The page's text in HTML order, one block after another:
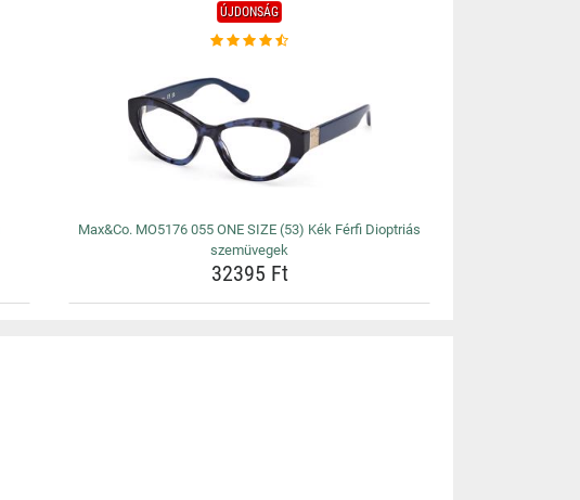
ÚJDONSÁG
Max&Co. MO5176 055 ONE SIZE (53) Kék Férfi Dioptriás
szemüvegek
32395 Ft